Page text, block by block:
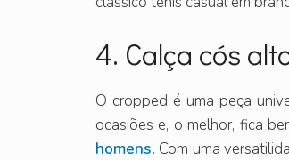
4. Calça cós
O cropped é uma peça
ocasiões e, o melhor, fica
homens. Com uma